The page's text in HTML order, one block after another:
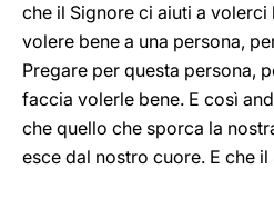
che il Signore ci aiuti a volerci
volere bene a una persona,
Pregare per questa persona,
faccia volerle bene. E così
che quello che sporca la
esce dal nostro cuore. E che